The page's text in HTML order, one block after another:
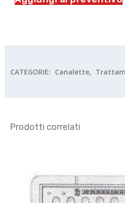
CATEGORIE: Canalette,
Prodotti correlati